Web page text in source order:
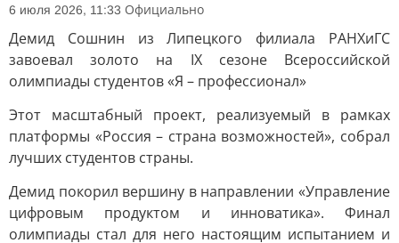
6 июля 2026, 11:33 Официально
Демид Сошнин из Липецкого филиала РАНХиГС
завоевал золото на IX сезоне Всероссийской
олимпиады студентов «Я – профессионал»
Этот масштабный проект, реализуемый в рамках
платформы «Россия – страна возможностей», собрал
лучших студентов страны.
Демид покорил вершину в направлении «Управление
цифровым продуктом и инноватика». Финал
олимпиады стал для него настоящим испытанием и